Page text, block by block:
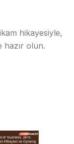
hikayesiyle,
hazır olun.